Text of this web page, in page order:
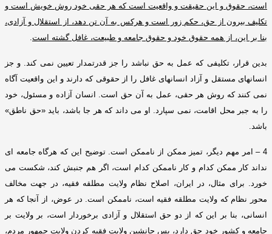
است، حقوق و این حقیقت و واقعیت است که هر حقی خود روش خویش است و
تکلیف بیرون از حق، حکم زور است و هرکس به آن تن دهد، از استقلال و آزادی،
بنا بر این، از همه حقوق خود و حقوق جامعه و طبیعت، غافل گشته است
بدین قرار، تکلیفی که عمل به حق نباشد را جز قدرتمدار تعیین نمی کند
و جز
انسانهای مستقل و آزاد انسانهای غافل را از حقوقی که دارند و این واقعیت آگاه
نمی کنند که روش هر حقی، عمل به آن حق است.
انسان آزاده و مسئول، خود
را به جبر محل اقامت، نمی سپارد
او می داند که هر جا باشد، باید«حق ناطق»
باشد
4 – امر مهم دیگر، تمیز ممکن از ناممکن است.توضیح این که هرگاه جامعه ای
نداند کار ممکن کدام و کار ناممکن کدام است، اگر هم جنبش کند، شکست می
خورد
برای مثال، در ایران، اصلاح نظام ولایت مطلقه فقیه، در جهت مخالف
محور نظام که ولایت مطلقه فقیه است، ناممکن است. در عوض، از آنجا که هر
انسانی، بنا بر این که از دو حق استقلال و آزادی برخوردار است، بر ولایت بر
جامعه و کشور خود حق دارد، پس جانشین ولایت فقیه کردن ولایت جمهور مردم،